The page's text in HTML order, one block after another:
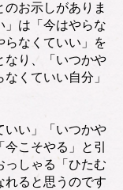
お示しがありま
」は「今はやらな
らなくていい」を
なり、「いつかや
くていい自分」
い」「いつかや
こそやる」と引
しゃる「ひたむ
れると思うのです